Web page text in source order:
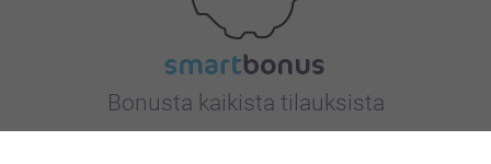
Bonusta kaikista tilauksista